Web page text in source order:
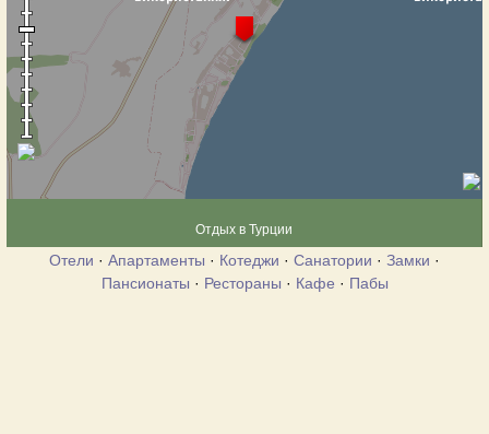
Отдых в Турции
Отели · Апартаменты · Котеджи · Санатории · Замки ·
Пансионаты · Рестораны · Кафе · Пабы